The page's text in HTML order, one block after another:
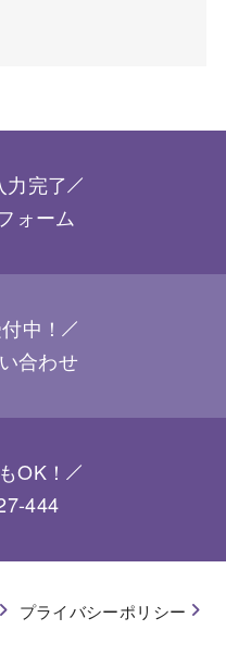
力完了
ォーム
中！
合わせ
OK！
444
プライバシーポリシー